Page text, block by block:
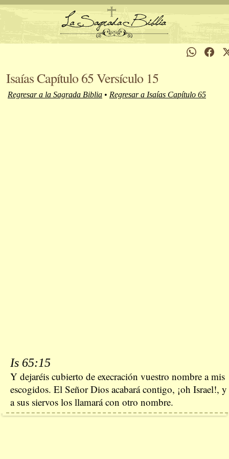
Isaías Capítulo 65 Versículo 15
Regresar a la Sagrada Biblia • Regresar a Isaías Capítulo 65
Is 65:15
Y dejaréis cubierto de execración vuestro nombre a mis
escogidos. El Señor Dios acabará contigo, ¡oh Israel!, y
a sus siervos los llamará con otro nombre.